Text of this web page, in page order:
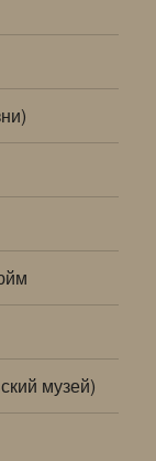
музей)